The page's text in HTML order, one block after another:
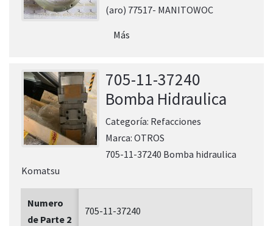
(aro) 77517- MANITOWOC
Más
705-11-37240
Bomba Hidraulica
Categoría: Refacciones
Marca: OTROS
705-11-37240 Bomba hidraulica
Komatsu
Numero
de Parte 2
705-11-37240